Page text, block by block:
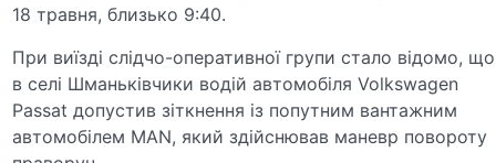
18 травня, близько 9:40.
При виїзді слідчо-оперативної групи стало відомо, що
в селі Шманьківчики водій автомобіля Volkswagen
Passat допустив зіткнення із попутним вантажним
автомобілем MAN, який здійснював маневр повороту